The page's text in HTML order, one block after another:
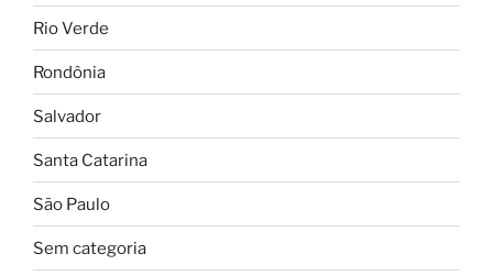
Rio Verde
Rondônia
Salvador
Santa Catarina
São Paulo
Sem categoria